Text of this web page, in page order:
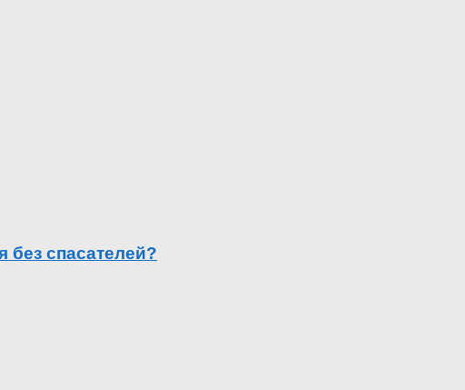
без спасателей?